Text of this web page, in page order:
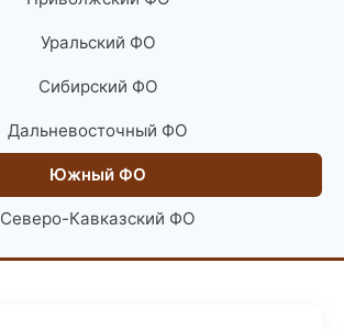
Уральский ФО
Сибирский ФО
Дальневосточный ФО
Южный ФО
Северо-Кавказский ФО